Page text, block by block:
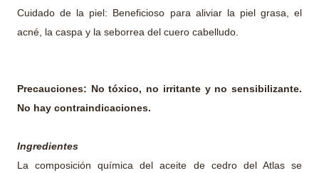
Cuidado de la piel: Beneficioso para aliviar la piel grasa, el
acné, la caspa y la seborrea del cuero cabelludo.
Precauciones: No tóxico, no irritante y no sensibilizante.
No hay contraindicaciones.
Ingredientes
La composición química del aceite de cedro del Atlas se